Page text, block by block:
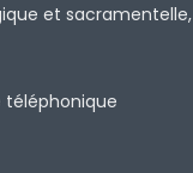
et sacramentelle,